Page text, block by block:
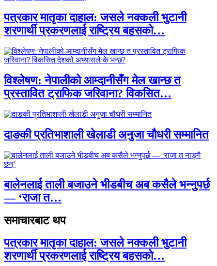
पत्रकार मातृका दाहाल: जसले नक्कली भुटानी
शरणार्थी प्रकरणलाई राष्ट्रिय बहसको…
विश्लेषण: नेपालीको आम्दानीसँग मेल खान्छ त
प्रस्तावित ट्राफिक जरिवाना? विकसित…
दाङकी प्रतिभाशाली खेलाडी अनुजा चौधरी सम्मानित
बालेनलाई ताली बजाउने भीडबीच अब कसैले भन्नुपर्छ
— ‘राजा त…
समाचारबाट थप
पत्रकार मातृका दाहाल: जसले नक्कली भुटानी
शरणार्थी प्रकरणलाई राष्ट्रिय बहसको…